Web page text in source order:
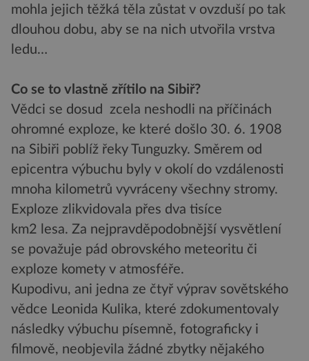
mohla jejich těžká těla zůstat v ovzduší po tak
dlouhou dobu, aby se na nich utvořila vrstva
ledu…
Co se to vlastně zřítilo na Sibiř?
Vědci se dosud zcela neshodli na příčinách
ohromné exploze, ke které došlo 30. 6. 1908
na Sibiři poblíž řeky Tunguzky. Směrem od
epicentra výbuchu byly v okolí do vzdálenosti
mnoha kilometrů vyvráceny všechny stromy.
Exploze zlikvidovala přes dva tisíce
km2 lesa. Za nejpravděpodobnější vysvětlení
se považuje pád obrovského meteoritu či
exploze komety v atmosféře.
Kupodivu, ani jedna ze čtyř výprav sovětského
vědce Leonida Kulika, které zdokumentovaly
následky výbuchu písemně, fotograficky i
filmově, neobjevila žádné zbytky nějakého